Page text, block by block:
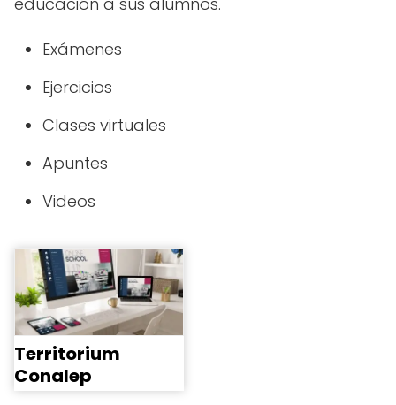
Exámenes
Ejercicios
Clases virtuales
Apuntes
Videos
Territorium
Conalep